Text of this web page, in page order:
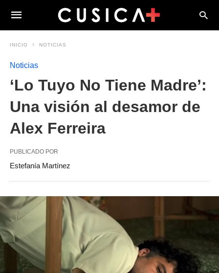
INICIO NOTICIAS
Noticias
‘Lo Tuyo No Tiene Madre’:
Una visión al desamor de
Alex Ferreira
PUBLICADO POR
Estefanía Martínez